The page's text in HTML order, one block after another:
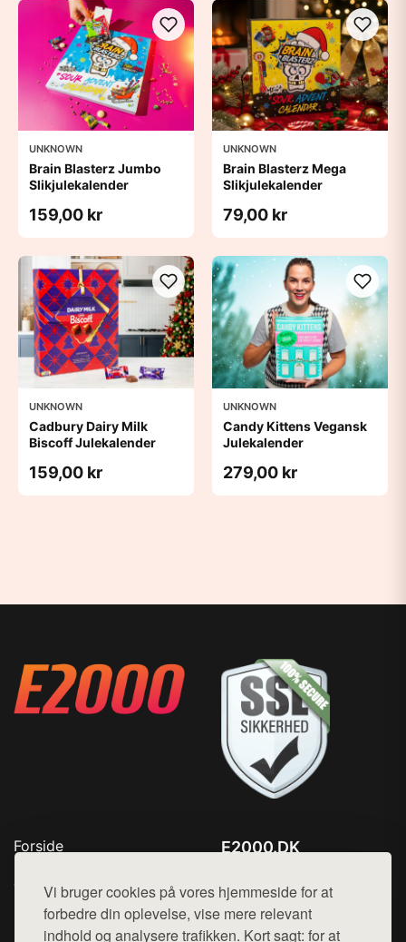
Vi bruger cookies på vores hjemmeside for at
forbedre din oplevelse, vise mere relevant
indhold og analysere trafikken. Kort sagt: for at
UNKNOWN
Brain Blasterz Jumbo
Slikjulekalender
159,00 kr
UNKNOWN
Brain Blasterz Mega
Slikjulekalender
79,00 kr
UNKNOWN
Cadbury Dairy Milk
Biscoff Julekalender
159,00 kr
UNKNOWN
Candy Kittens Vegansk
Julekalender
279,00 kr
Forside
Top Rabatter
Kontakt
E2000.DK
Mail: hej@want.dk